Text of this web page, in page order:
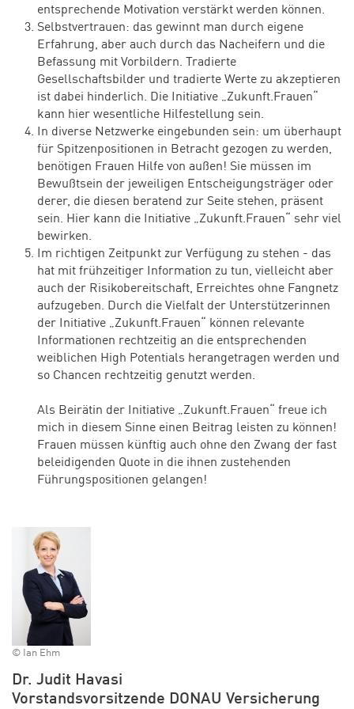
entsprechende Motivation verstärkt werden können.
Selbstvertrauen: das gewinnt man durch eigene
Erfahrung, aber auch durch das Nacheifern und die
Befassung mit Vorbildern. Tradierte
Gesellschaftsbilder und tradierte Werte zu akzeptieren
ist dabei hinderlich. Die Initiative „Zukunft.Frauen“
kann hier wesentliche Hilfestellung sein.
In diverse Netzwerke eingebunden sein: um überhaupt
für Spitzenpositionen in Betracht gezogen zu werden,
benötigen Frauen Hilfe von außen! Sie müssen im
Bewußtsein der jeweiligen Entscheigungsträger oder
derer, die diesen beratend zur Seite stehen, präsent
sein. Hier kann die Initiative „Zukunft.Frauen“ sehr viel
bewirken.
Im richtigen Zeitpunkt zur Verfügung zu stehen - das
hat mit frühzeitiger Information zu tun, vielleicht aber
auch der Risikobereitschaft, Erreichtes ohne Fangnetz
aufzugeben. Durch die Vielfalt der Unterstützerinnen
der Initiative „Zukunft.Frauen“ können relevante
Informationen rechtzeitig an die entsprechenden
weiblichen High Potentials herangetragen werden und
so Chancen rechtzeitig genutzt werden.
Als Beirätin der Initiative „Zukunft.Frauen“ freue ich
mich in diesem Sinne einen Beitrag leisten zu können!
Frauen müssen künftig auch ohne den Zwang der fast
beleidigenden Quote in die ihnen zustehenden
Führungspositionen gelangen!
© Ian Ehm
Dr. Judit Havasi
Vorstandsvorsitzende DONAU Versicherung